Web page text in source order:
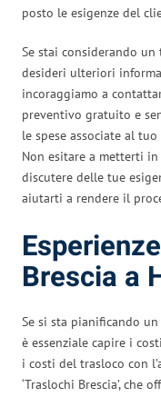
posto le esigenze del
Se stai considerando un
desideri ulteriori
incoraggiamo a
preventivo gratuito e
le spese associate al
Non esitare a metterti in
discutere delle tue
aiutarti a rendere il
Brescia a
Se si sta pianificando
è essenziale capire i
i costi del trasloco con
‘Traslochi Brescia’, che